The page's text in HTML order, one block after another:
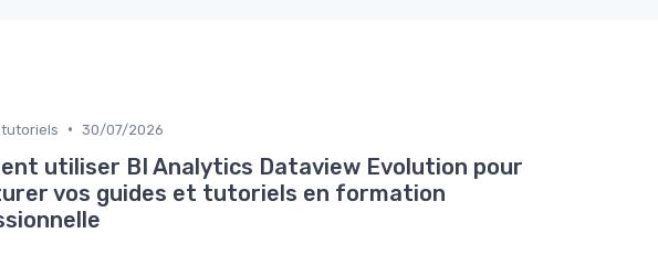
• 30/07/2026
utiliser BI Analytics Dataview Evolution pour
vos guides et tutoriels en formation